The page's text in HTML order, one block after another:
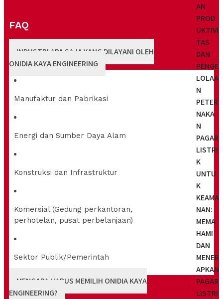
AN
PROD
UKTIVI
TAS
DAN
PENGE
LOLAA
N
PETER
NAKA
N
PAGAR
LISTRI
K
UNTU
K
KEAMA
NAN:
MEMA
HAMI
DAN
MENER
APKAN
PAGAR
LISTRI
FAQ
INDUSTRI APA SAJA YANG DILAYANI OLEH
ONIDIA KAYA ENGINEERING
Manufaktur dan Pabrikasi
Energi dan Sumber Daya Alam
Konstruksi dan Infrastruktur
Komersial (Gedung perkantoran,
perhotelan, pusat perbelanjaan)
Sektor Publik/Pemerintah
MENGAPA HARUS MEMILIH ONIDIA KAYA
ENGINEERING?